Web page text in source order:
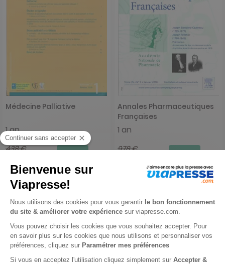
Médecine Palliative
1 an
438 €
Ajouter au panier
Annales Pharmaceutiques
Françaises
1 an
978 €